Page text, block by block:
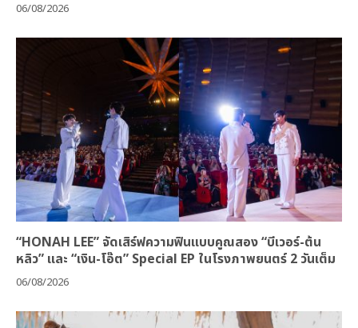
06/08/2026
“HONAH LEE” จัดเสิร์ฟความฟินแบบคูณสอง “บีเวอร์-ต้น
หลิว” และ “เงิน-โอ๊ต” Special EP ในโรงภาพยนตร์ 2 วันเต็ม
06/08/2026